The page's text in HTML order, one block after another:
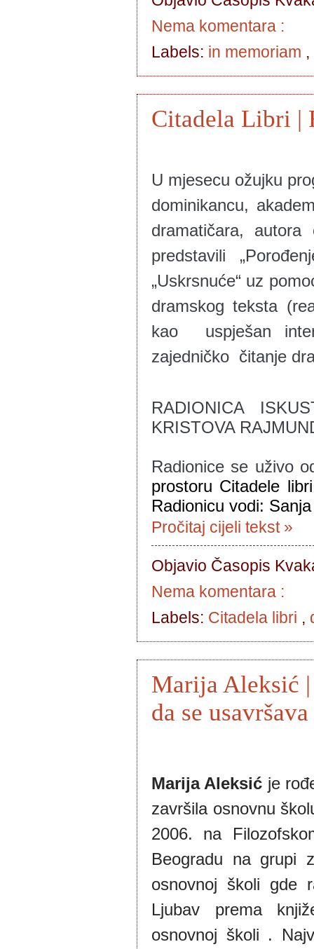
Nema komentara :
Labels: in memoriam ,
Citadela Libri |
U mjesecu ožujku
dominikancu,
dramatičara,
predstavili
„Uskrsnuće“ uz
dramskog teksta
kao uspješan
zajedničko čitanje
RADIONICA
KRISTOVA
Radionice se uživo
prostoru Citadele
Radionicu vodi:
Pročitaj cijeli tekst »
Objavio Časopis
Nema komentara :
Labels: Citadela libri ,
Marija Aleksić |
da se
Marija Aleksić je
završila osnovnu
2006. na
Beogradu na grupi
osnovnoj školi gde
Ljubav prema
osnovnoj školi .